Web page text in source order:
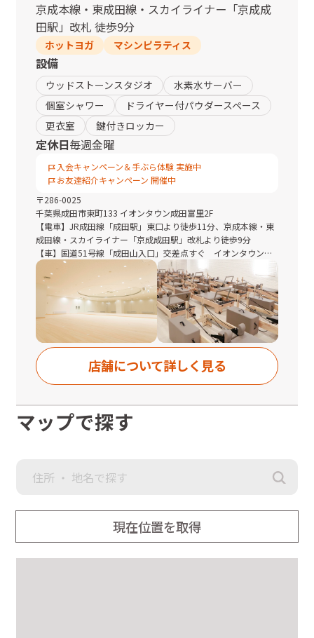
京成本線・東成田線・スカイライナー 「京成成
田駅」 改札 徒歩9分
ホットヨガ マシンピラティス
設備
ウッドストーンスタジオ
水素水サーバー
個室シャワー
ドライヤー付パウダースペース
更衣室
鍵付きロッカー
定休日毎週金曜
入会キャンペーン＆手ぶら体験 実施中
お友達紹介キャンペーン 開催中
〒286-0025
千葉県成田市東町133 イオンタウン成田富里2F
【電車】JR成田線「成田駅」東口より徒歩11分、京成本線・東
成田線・スカイライナー「京成成田駅」改札より徒歩9分
【車】国道51号線「成田山入口」交差点すぐ イオンタウン成
田富里2F
■駐車場・駐輪場：あり
◆JR成田駅より
東口を出てまっすぐ進み、「JR成田駅」の信号をマクドナルド
の方へ渡り、直進。そのまま道なりに三叉路まで進み、右側に
ある高架下を通った先にある横断歩道を成田市役所の方へ渡
る。
そのまま道なりに国道51号線に出るまで直進。国道51号線に出
ころにあるイオンタウン成田富里の2階です。
成田市役所の方へ渡る。
ころにあるイオンタウン成田富里の2階です。
店舗について詳しく見る
マップで探す
現在位置を取得